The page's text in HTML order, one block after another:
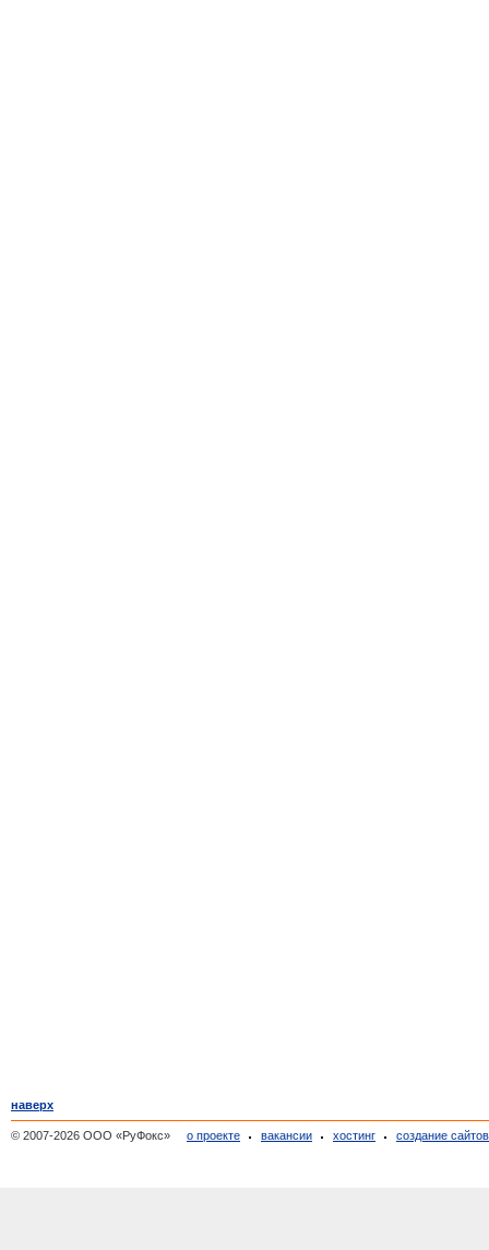
наверх
© 2007-2026 ООО «РуФокс» о проекте вакансии хостинг создание сайтов